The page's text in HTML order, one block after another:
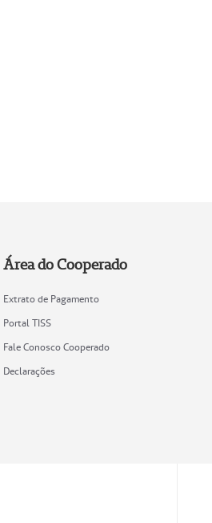
Área do Cooperado
Extrato de Pagamento
Portal TISS
Fale Conosco Cooperado
Declarações